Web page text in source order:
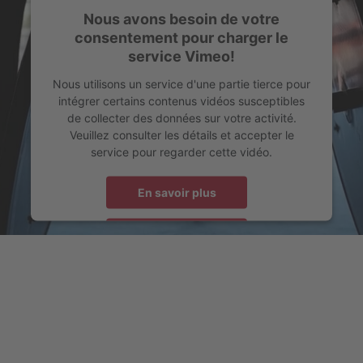
Nous avons besoin de votre
consentement pour charger le
service Vimeo!
Nous utilisons un service d'une partie tierce pour
intégrer certains contenus vidéos susceptibles
de collecter des données sur votre activité.
Veuillez consulter les détails et accepter le
service pour regarder cette vidéo.
En savoir plus
Accepter